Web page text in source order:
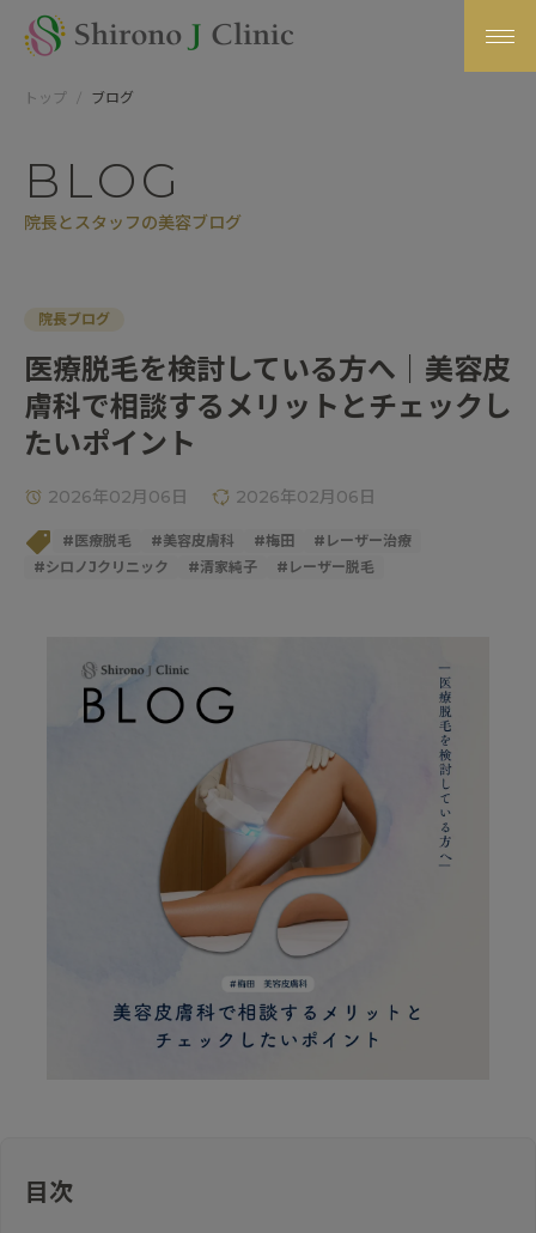
トップ ブログ
BLOG
院長とスタッフの美容ブログ
院長ブログ
医療脱毛を検討している方へ｜美容皮
膚科で相談するメリットとチェックし
たいポイント
2026年02月06日 2026年02月06日
#医療脱毛 #美容皮膚科 #梅田 # レーザー治療
#シロノJクリニック #清家純子 # レーザー脱毛
目次